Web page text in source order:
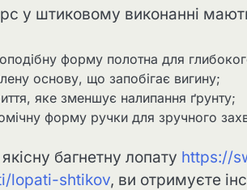
у штиковому виконанні
форму полотна для
основу, що запобігає вигину;
яке зменшує налипання ґрунту;
форму ручки для зручного
багнетну лопату https://
lopati-shtikov, ви отримуєте